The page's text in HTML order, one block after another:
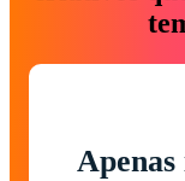
Apenas